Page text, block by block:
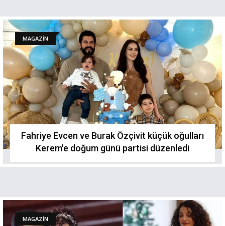
MAGAZİN
Fahriye Evcen ve Burak Özçivit küçük oğulları
Kerem'e doğum günü partisi düzenledi
MAGAZİN